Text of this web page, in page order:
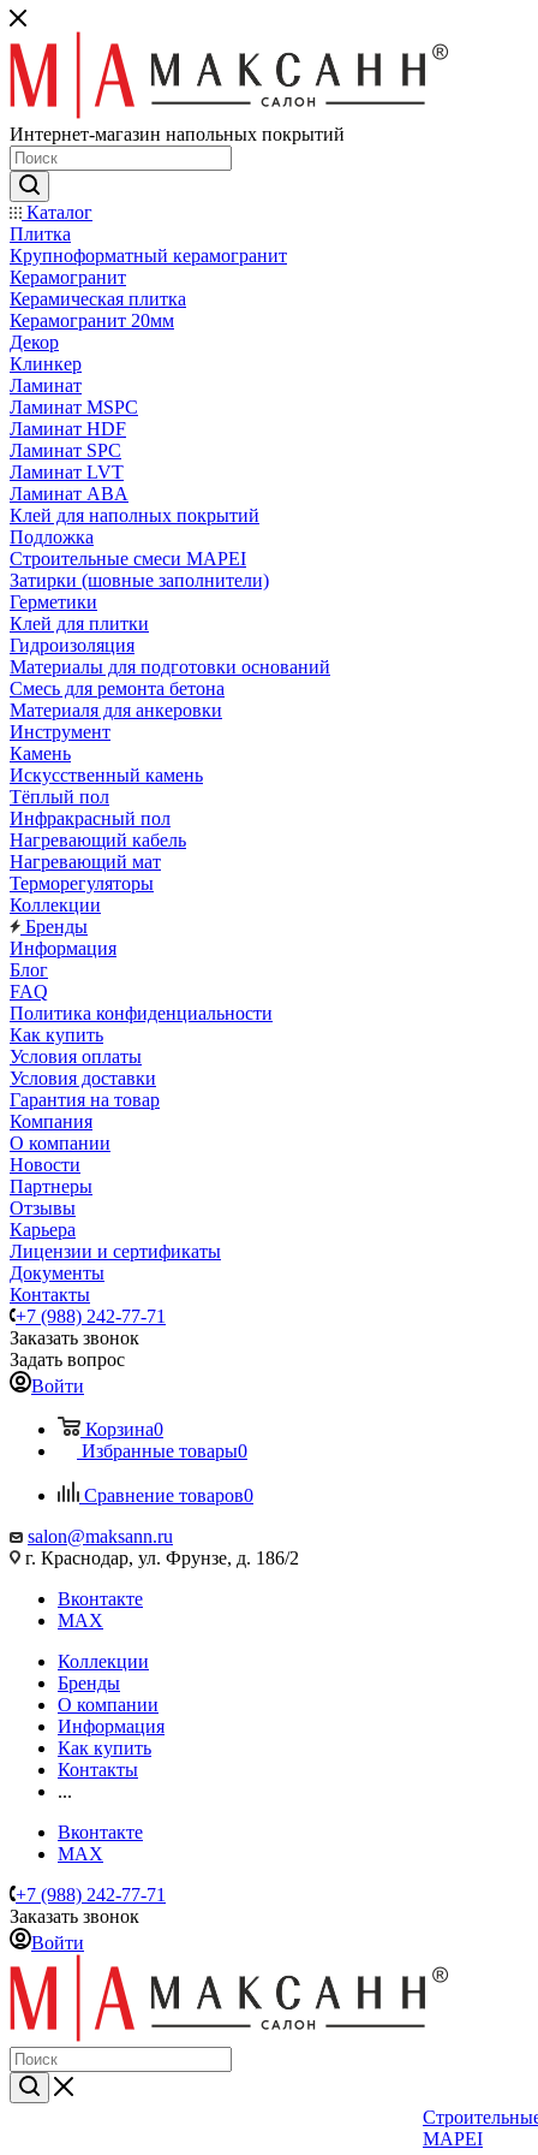
Интернет-магазин напольных покрытий
Каталог
Плитка
Крупноформатный керамогранит
Керамогранит
Керамическая плитка
Керамогранит 20мм
Декор
Клинкер
Ламинат
Ламинат MSPC
Ламинат HDF
Ламинат SPC
Ламинат LVT
Ламинат ABA
Клей для наполных покрытий
Подложка
Строительные смеси MAPEI
Затирки (шовные заполнители)
Герметики
Клей для плитки
Гидроизоляция
Материалы для подготовки оснований
Смесь для ремонта бетона
Материаля для анкеровки
Инструмент
Камень
Искусственный камень
Тёплый пол
Инфракрасный пол
Нагревающий кабель
Нагревающий мат
Терморегуляторы
Коллекции
Бренды
Информация
Блог
FAQ
Политика конфиденциальности
Как купить
Условия оплаты
Условия доставки
Гарантия на товар
Компания
О компании
Новости
Партнеры
Отзывы
Карьера
Лицензии и сертификаты
Документы
Контакты
+7 (988) 242-77-71
Заказать звонок
Задать вопрос
Войти
Корзина0
Избранные товары0
Сравнение товаров0
salon@maksann.ru
г. Краснодар, ул. Фрунзе, д. 186/2
Вконтакте
MAX
Коллекции
Бренды
О компании
Информация
Как купить
Контакты
...
Вконтакте
MAX
+7 (988) 242-77-71
Заказать звонок
Войти
MAPEI